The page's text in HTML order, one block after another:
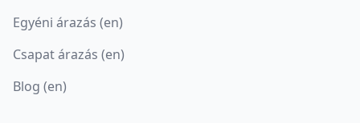
Egyéni árazás (en)
Csapat árazás (en)
Blog (en)